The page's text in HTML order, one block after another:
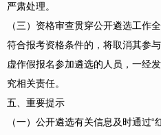
严肃处理。
（三）资格审查贯穿公开遴选工作
符合报考资格条件的，将取消其参
虚作假报名参加遴选的人员，一经
究相关责任。
五、重要提示
（一）公开遴选有关信息及时通过